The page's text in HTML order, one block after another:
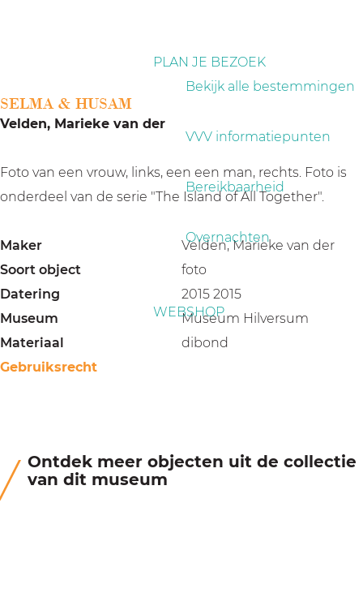
PLAN JE BEZOEK
Bekijk alle bestemmingen
VVV informatiepunten
Bereikbaarheid
Overnachten
WEBSHOP
SELMA & HUSAM
Velden, Marieke van der
Foto van een vrouw, links, een een man, rechts. Foto is
onderdeel van de serie "The Island of All Together".
Maker
Velden, Marieke van der
Soort object
foto
Datering
2015 2015
Museum
Museum Hilversum
Materiaal
dibond
Gebruiksrecht
Ontdek meer objecten uit de collectie
van dit museum